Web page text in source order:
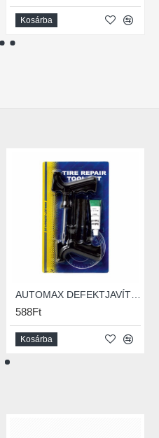
Kosárba
588Ft
Kosárba